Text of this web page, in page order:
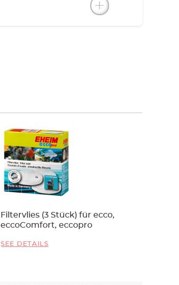
Filtervlies (3 Stück) für ecco,
eccoComfort, eccopro
SEE DETAILS